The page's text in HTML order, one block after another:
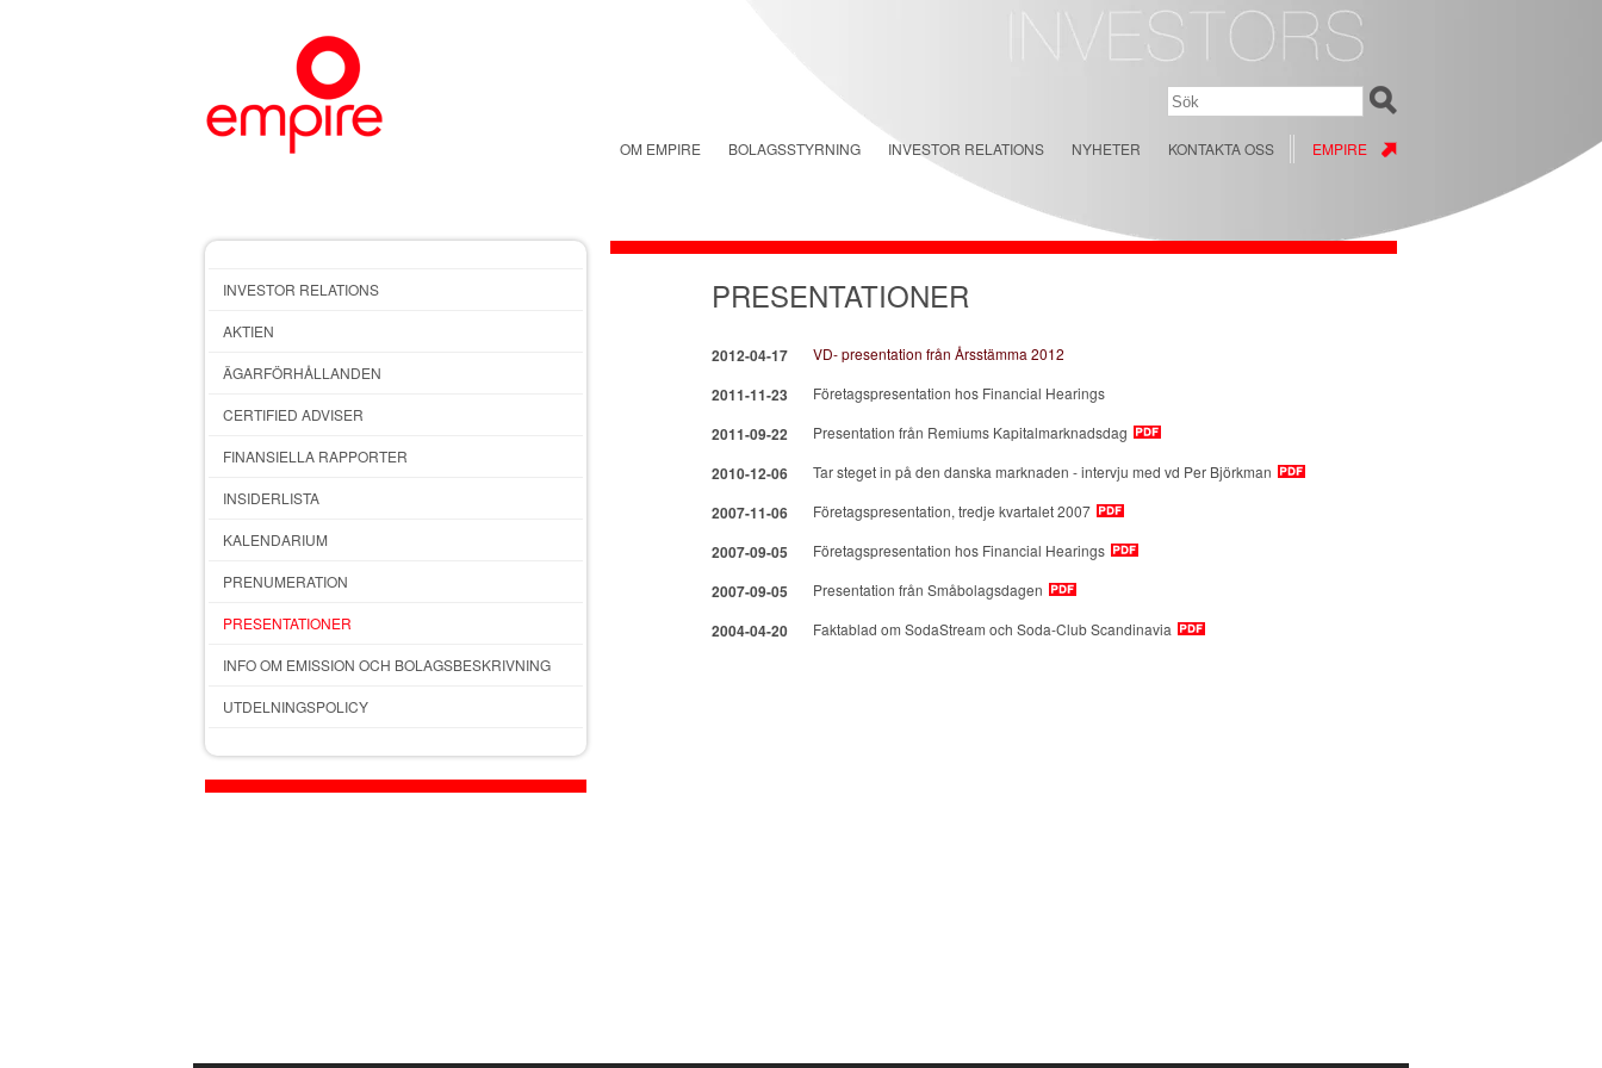
OM EMPIRE BOLAGSSTYRNING INVESTOR RELATIONS NYHETER KONTAKTA OSS EMPIRE
PRESENTATIONER
2012-04-17 VD- presentation från Årsstämma 2012
2011-11-23 Företagspresentation hos Financial Hearings
2011-09-22 Presentation från Remiums Kapitalmarknadsdag
2010-12-06 Tar steget in på den danska marknaden - intervju med vd Per Björkman
2007-11-06 Företagspresentation, tredje kvartalet 2007
2007-09-05 Företagspresentation hos Financial Hearings
2007-09-05 Presentation från Småbolagsdagen
2004-04-20 Faktablad om SodaStream och Soda-Club Scandinavia
INVESTOR RELATIONS
AKTIEN
ÄGARFÖRHÅLLANDEN
CERTIFIED ADVISER
FINANSIELLA RAPPORTER
INSIDERLISTA
KALENDARIUM
PRENUMERATION
PRESENTATIONER
INFO OM EMISSION OCH BOLAGSBESKRIVNING
UTDELNINGSPOLICY